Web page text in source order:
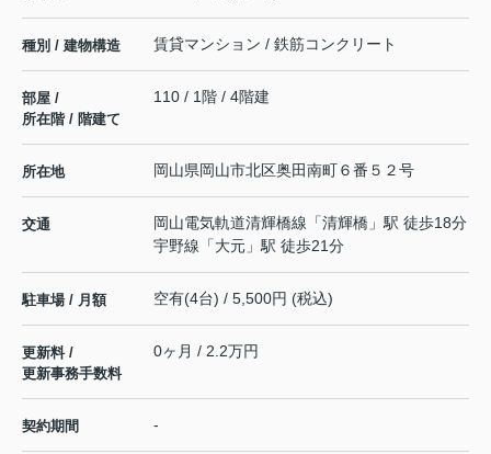
種別 / 建物構造 賃貸マンション / 鉄筋コンクリート
部屋 /
所在階 / 階建て
110 / 1階 / 4階建
所在地 岡山県岡山市北区奥田南町６番５２号
交通 岡山電気軌道清輝橋線 「清輝橋 」駅 徒歩18分
宇野線 「大元 」駅 徒歩21分
駐車場 / 月額 空有(4台) / 5,500円 (税込)
更新料 /
更新事務手数料
0ヶ月 / 2.2万円
契約期間 -